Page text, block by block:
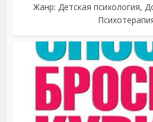
Жанр: Детская психология,